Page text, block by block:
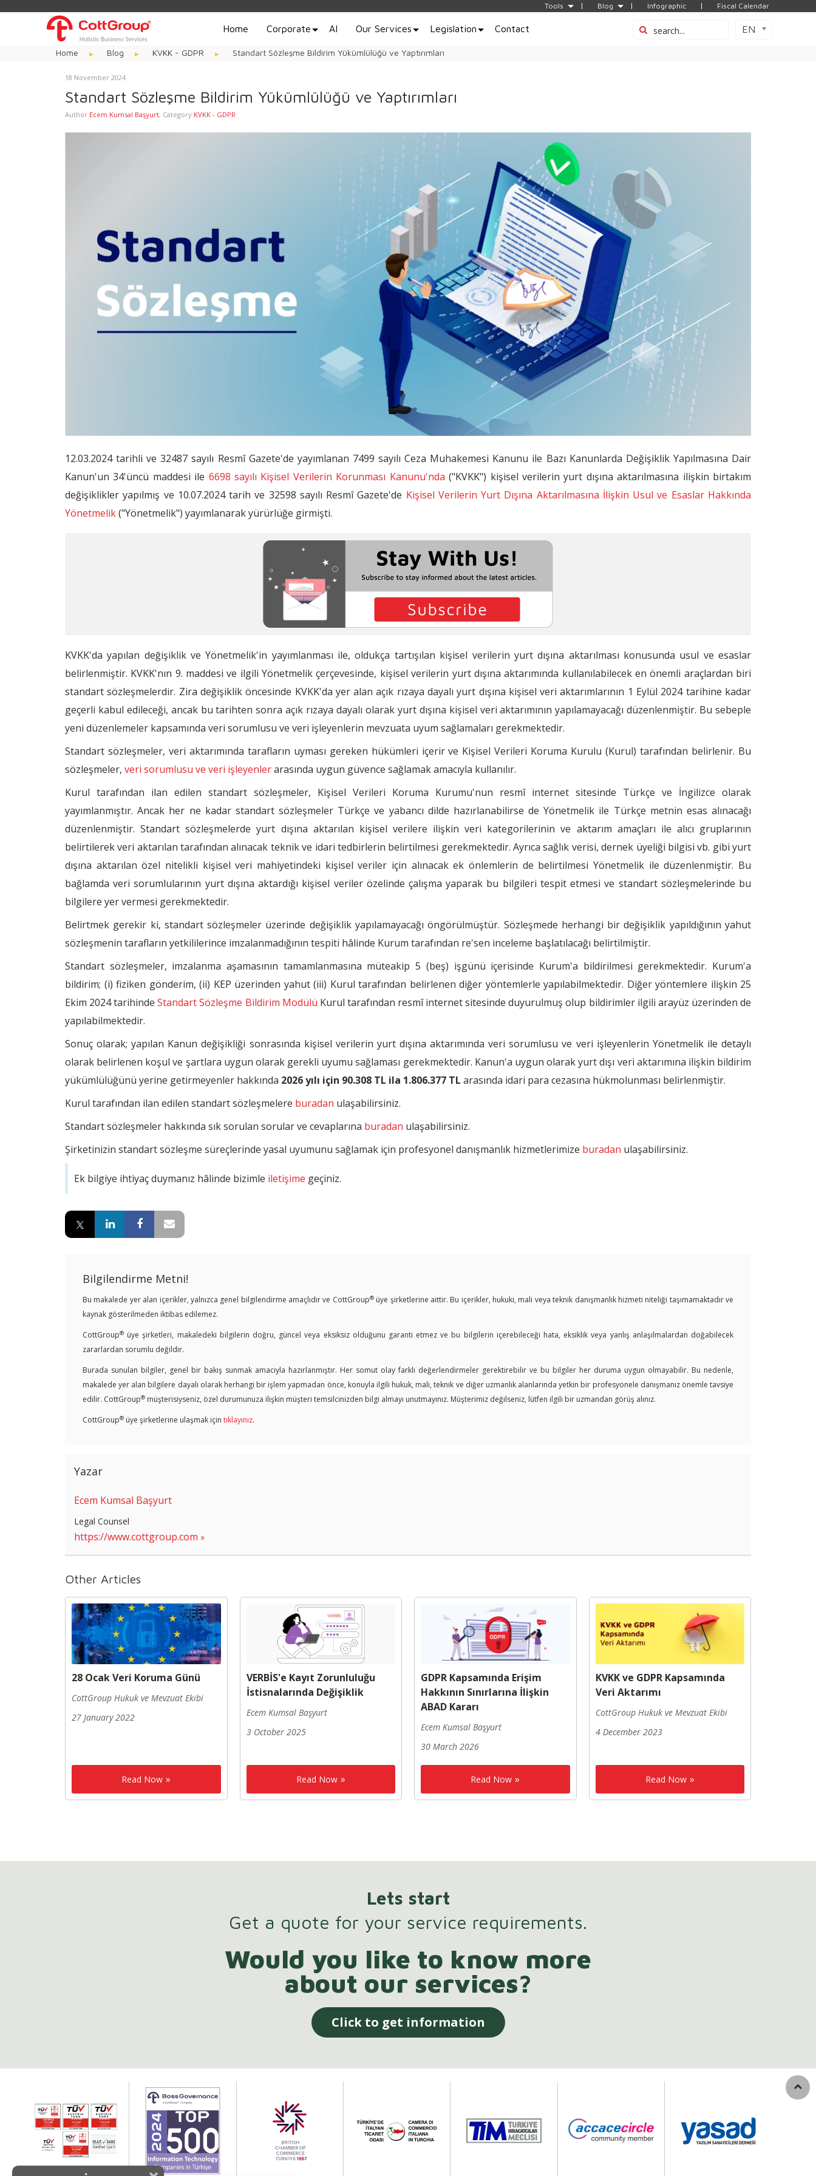
Tools Blog Infographic Fiscal Calendar
Home Corporate AI Our Services Legislation Contact EN
Home Blog KVKK - GDPR Standart Sözleşme Bildirim Yükümlülüğü ve Yaptırımları
18 November 2024
Standart Sözleşme Bildirim Yükümlülüğü ve Yaptırımları
Author Ecem Kumsal Başyurt, Category KVKK - GDPR
12.03.2024 tarihli ve 32487 sayılı Resmî Gazete'de yayımlanan 7499 sayılı Ceza Muhakemesi Kanunu ile Bazı Kanunlarda Değişiklik Yapılmasına Dair
Kanun'un 34'üncü maddesi ile 6698 sayılı Kişisel Verilerin Korunması Kanunu'nda ("KVKK") kişisel verilerin yurt dışına aktarılmasına ilişkin birtakım
değişiklikler yapılmış ve 10.07.2024 tarih ve 32598 sayılı Resmî Gazete'de Kişisel Verilerin Yurt Dışına Aktarılmasına İlişkin Usul ve Esaslar Hakkında
Yönetmelik("Yönetmelik") yayımlanarak yürürlüğe girmişti.
KVKK'da yapılan değişiklik ve Yönetmelik'in yayımlanması ile, oldukça tartışılan kişisel verilerin yurt dışına aktarılması konusunda usul ve esaslar
belirlenmiştir. KVKK'nın 9. maddesi ve ilgili Yönetmelik çerçevesinde, kişisel verilerin yurt dışına aktarımında kullanılabilecek en önemli araçlardan biri
standart sözleşmelerdir. Zira değişiklik öncesinde KVKK'da yer alan açık rızaya dayalı yurt dışına kişisel veri aktarımlarının 1 Eylül 2024 tarihine kadar
geçerli kabul edileceği, ancak bu tarihten sonra açık rızaya dayalı olarak yurt dışına kişisel veri aktarımının yapılamayacağı düzenlenmiştir. Bu sebeple
yeni düzenlemeler kapsamında veri sorumlusu ve veri işleyenlerin mevzuata uyum sağlamaları gerekmektedir.
Standart sözleşmeler, veri aktarımında tarafların uyması gereken hükümleri içerir ve Kişisel Verileri Koruma Kurulu (Kurul) tarafından belirlenir. Bu
sözleşmeler, veri sorumlusu ve veri işleyenlerarasında uygun güvence sağlamak amacıyla kullanılır.
Kurul tarafından ilan edilen standart sözleşmeler, Kişisel Verileri Koruma Kurumu'nun resmî internet sitesinde Türkçe ve İngilizce olarak
yayımlanmıştır. Ancak her ne kadar standart sözleşmeler Türkçe ve yabancı dilde hazırlanabilirse de Yönetmelik ile Türkçe metnin esas alınacağı
düzenlenmiştir. Standart sözleşmelerde yurt dışına aktarılan kişisel verilere ilişkin veri kategorilerinin ve aktarım amaçları ile alıcı gruplarının
belirtilerek veri aktarılan tarafından alınacak teknik ve idari tedbirlerin belirtilmesi gerekmektedir. Ayrıca sağlık verisi, dernek üyeliği bilgisi vb. gibi yurt
dışına aktarılan özel nitelikli kişisel veri mahiyetindeki kişisel veriler için alınacak ek önlemlerin de belirtilmesi Yönetmelik ile düzenlenmiştir. Bu
bağlamda veri sorumlularının yurt dışına aktardığı kişisel veriler özelinde çalışma yaparak bu bilgileri tespit etmesi ve standart sözleşmelerinde bu
bilgilere yer vermesi gerekmektedir.
Belirtmek gerekir ki, standart sözleşmeler üzerinde değişiklik yapılamayacağı öngörülmüştür. Sözleşmede herhangi bir değişiklik yapıldığının yahut
sözleşmenin tarafların yetkililerince imzalanmadığının tespiti hâlinde Kurum tarafından re'sen inceleme başlatılacağı belirtilmiştir.
Standart sözleşmeler, imzalanma aşamasının tamamlanmasına müteakip 5 (beş) işgünü içerisinde Kurum'a bildirilmesi gerekmektedir. Kurum'a
bildirim; (i) fiziken gönderim, (ii) KEP üzerinden yahut (iii) Kurul tarafından belirlenen diğer yöntemlerle yapılabilmektedir. Diğer yöntemlere ilişkin 25
Ekim 2024 tarihindeStandart Sözleşme Bildirim Modülü Kurul tarafından resmî internet sitesinde duyurulmuş olup bildirimler ilgili arayüz üzerinden de
yapılabilmektedir.
Sonuç olarak; yapılan Kanun değişikliği sonrasında kişisel verilerin yurt dışına aktarımında veri sorumlusu ve veri işleyenlerin Yönetmelik ile detaylı
olarak belirlenen koşul ve şartlara uygun olarak gerekli uyumu sağlaması gerekmektedir. Kanun'a uygun olarak yurt dışı veri aktarımına ilişkin bildirim
yükümlülüğünü yerine getirmeyenler hakkında 2026 yılı için 90.308 TL ila 1.806.377 TL arasında idari para cezasına hükmolunması belirlenmiştir.
Kurul tarafından ilan edilen standart sözleşmelere buradan ulaşabilirsiniz.
Standart sözleşmeler hakkında sık sorulan sorular ve cevaplarına buradan ulaşabilirsiniz.
Şirketinizin standart sözleşme süreçlerinde yasal uyumunu sağlamak için profesyonel danışmanlık hizmetlerimize buradan ulaşabilirsiniz.
Ek bilgiye ihtiyaç duymanız hâlinde bizimle iletişime geçiniz.
Bilgilendirme Metni!
Bu makalede yer alan içerikler, yalnızca genel bilgilendirme amaçlıdır ve CottGroup®üye şirketlerine aittir. Bu içerikler, hukuki, mali veya teknik danışmanlık hizmeti niteliği taşımamaktadır ve
kaynak gösterilmeden iktibas edilemez.
CottGroup® üye şirketleri, makaledeki bilgilerin doğru, güncel veya eksiksiz olduğunu garanti etmez ve bu bilgilerin içerebileceği hata, eksiklik veya yanlış anlaşılmalardan doğabilecek
zararlardan sorumlu değildir.
Burada sunulan bilgiler, genel bir bakış sunmak amacıyla hazırlanmıştır. Her somut olay farklı değerlendirmeler gerektirebilir ve bu bilgiler her duruma uygun olmayabilir. Bu nedenle,
makalede yer alan bilgilere dayalı olarak herhangi bir işlem yapmadan önce, konuyla ilgili hukuk, mali, teknik ve diğer uzmanlık alanlarında yetkin bir profesyonele danışmanız önemle tavsiye
edilir. CottGroup® müşterisiyseniz, özel durumunuza ilişkin müşteri temsilcinizden bilgi almayı unutmayınız. Müşterimiz değilseniz, lütfen ilgili bir uzmandan görüş alınız.
CottGroup® üye şirketlerine ulaşmak için tıklayınız.
Yazar
Ecem Kumsal Başyurt
Legal Counsel
https://www.cottgroup.com
Other Articles
28 Ocak Veri Koruma Günü
CottGroup Hukuk ve Mevzuat Ekibi
27 January 2022
Read Now
VERBİS'e Kayıt Zorunluluğu
İstisnalarında Değişiklik
Ecem Kumsal Başyurt
3 October 2025
Read Now
GDPR Kapsamında Erişim
Hakkının Sınırlarına İlişkin
ABAD Kararı
Ecem Kumsal Başyurt
30 March 2026
Read Now
KVKK ve GDPR Kapsamında
Veri Aktarımı
CottGroup Hukuk ve Mevzuat Ekibi
4 December 2023
Read Now
Lets start
Get a quote for your service requirements.
Would you like to know more
about our services?
Click to get information